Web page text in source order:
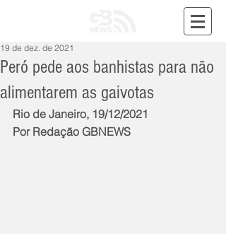
Peró pede aos banhistas para não
alimentarem as gaivotas
19 de dez. de 2021
Rio de Janeiro, 19/12/2021
Por Redação GBNEWS